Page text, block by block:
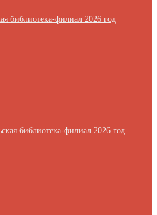
библиотека-филиал 2026 год
библиотека-филиал 2026 год